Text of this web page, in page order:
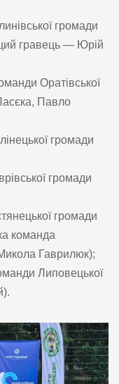
громади
гравець — Юрій
Оратівської
Павло
громади
громади
громади
команда
Гаврилюк);
Липовецької